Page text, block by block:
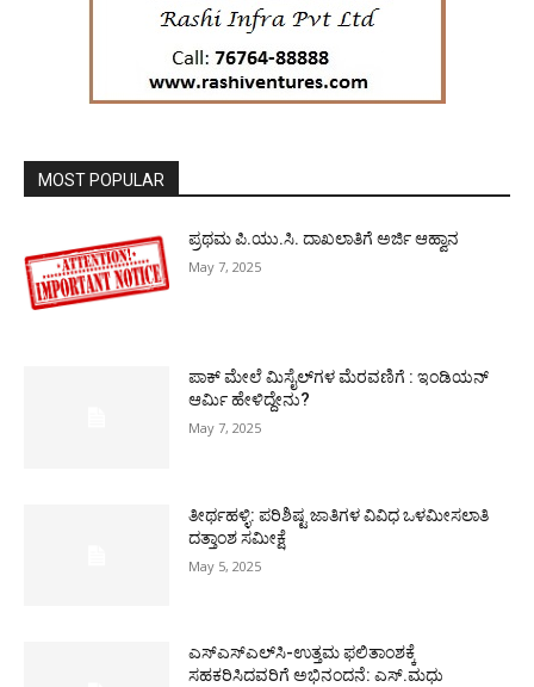
MOST POPULAR
ಪ್ರಥಮ ಪಿ.ಯು.ಸಿ. ದಾಖಲಾತಿಗೆ ಅರ್ಜಿ ಆಹ್ವಾನ
May 7, 2025
ಪಾಕ್​ ಮೇಲೆ ಮಿಸೈಲ್​ಗಳ ಮೆರವಣಿಗೆ : ಇಂಡಿಯನ್
ಆರ್ಮಿ ಹೇಳಿದ್ದೇನು?
May 7, 2025
ತೀರ್ಥಹಳ್ಳಿ: ಪರಿಶಿಷ್ಟ ಜಾತಿಗಳ ವಿವಿಧ ಒಳಮೀಸಲಾತಿ
ದತ್ತಾಂಶ ಸಮೀಕ್ಷೆ
May 5, 2025
ಎಸ್‌ಎಸ್‌ಎಲ್‌ಸಿ-ಉತ್ತಮ ಫಲಿತಾಂಶಕ್ಕೆ
ಸಹಕರಿಸಿದವರಿಗೆ ಅಭಿನಂದನೆ: ಎಸ್.ಮಧು